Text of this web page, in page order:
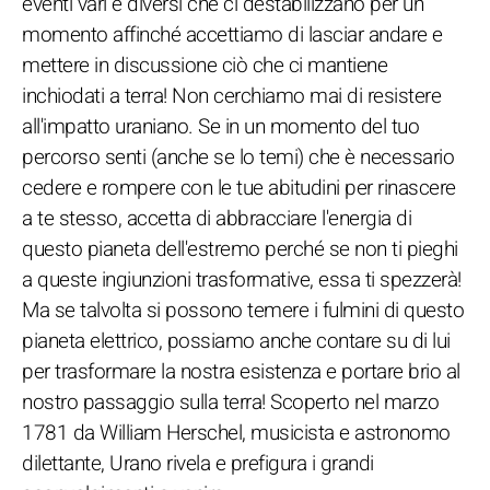
momento affinché accettiamo di lasciar andare e
mettere in discussione ciò che ci mantiene
inchiodati a terra! Non cerchiamo mai di resistere
all'impatto uraniano. Se in un momento del tuo
percorso senti (anche se lo temi) che è necessario
cedere e rompere con le tue abitudini per rinascere
a te stesso, accetta di abbracciare l'energia di
questo pianeta dell'estremo perché se non ti pieghi
a queste ingiunzioni trasformative, essa ti spezzerà!
Ma se talvolta si possono temere i fulmini di questo
pianeta elettrico, possiamo anche contare su di lui
per trasformare la nostra esistenza e portare brio al
nostro passaggio sulla terra! Scoperto nel marzo
1781 da William Herschel, musicista e astronomo
dilettante, Urano rivela e prefigura i grandi